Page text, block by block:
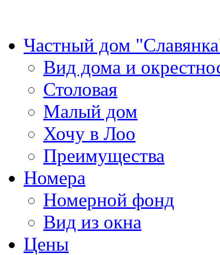
Частный дом
Вид дома и
Столовая
Малый дом
Хочу в Лоо
Преимущества
Номера
Номерной фонд
Вид из окна
Цены